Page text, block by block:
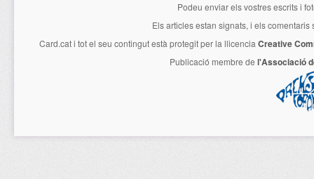
Podeu enviar els vostres escrits i
Els articles estan signats, i els
Card.cati tot el seu contingut està protegit per la llicencia Creative
Publicació membre de l'Associació